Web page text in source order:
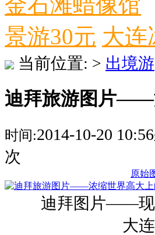
景游30元 大连
当前位置: > 出境游
迪拜旅游图片——
时间:2014-10-20 10:56
次
原始
迪拜图片——现
大